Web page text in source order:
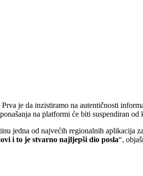
je da inzistiramo na autentičnosti
na platformi će biti suspendiran od
jedna od najvećih regionalnih aplikacija
i to je stvarno najljepši dio posla“,